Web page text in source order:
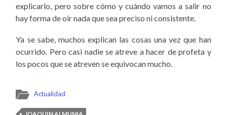
explicarlo, pero sobre cómo y cuándo vamos a salir no
hay forma de oir nada que sea preciso ni consistente.
Ya se sabe, muchos explican las cosas una vez que han
ocurrido. Pero casi nadie se atreve a hacer de profeta y
los pocos que se atreven se equivocan mucho.
Actualidad
JOAQUIN ALMUNIA